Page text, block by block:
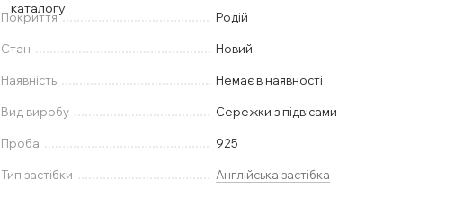
Покриття Родій
Стан Новий
Наявність Немає в наявності
Вид виробу Сережки з підвісами
Проба 925
Тип застібки Англійська застібка